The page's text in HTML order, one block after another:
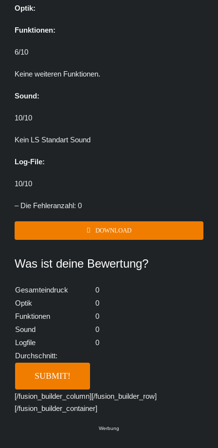
Optik:
Funktionen:
6/10
Keine weiteren Funktionen.
Sound:
10/10
Kein LS Standart Sound
Log-File:
10/10
– Die Fehleranzahl: 0
DOWNLOAD
Was ist deine Bewertung?
Gesamteindruck
0
Optik
0
Funktionen
0
Sound
0
Logfile
0
Durchschnitt:
[/fusion_builder_column][/fusion_builder_row]
[/fusion_builder_container]
Werbung